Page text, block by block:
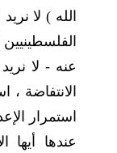
الله ) لا
عنه - لا
الانتفاضة ،
استمرار
عندها